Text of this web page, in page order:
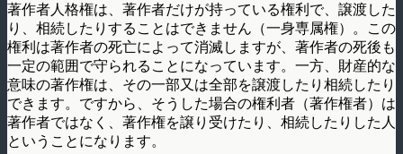
著作者人格権は、著作者だけが持っている権利で、譲渡した
り、相続したりすることはできません（一身専属権）。この
権利は著作者の死亡によって消滅しますが、著作者の死後も
一定の範囲で守られることになっています。一方、財産的な
意味の著作権は、その一部又は全部を譲渡したり相続したり
できます。ですから、そうした場合の権利者（著作権者）は
著作者ではなく、著作権を譲り受けたり、相続したりした人
ということになります。